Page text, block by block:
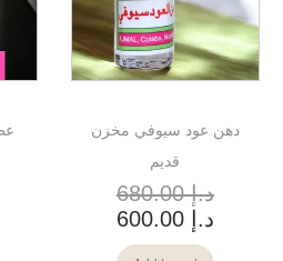
عطر 1984
دهن عود سيوفي مخزن
قديم
د.إ680.00
د.إ 600.00